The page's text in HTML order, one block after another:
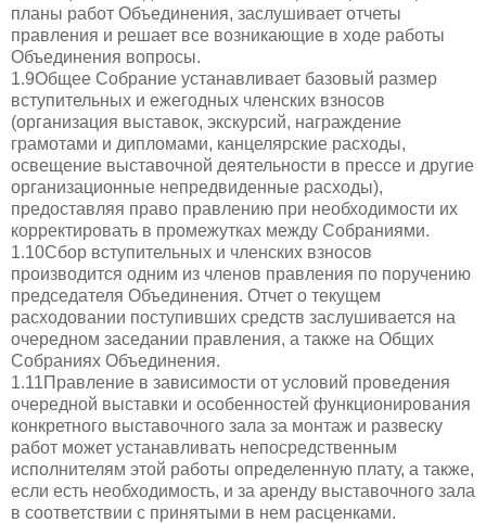
планы работ Объединения, заслушивает отчеты
правления и решает все возникающие в ходе работы
Объединения вопросы.
1.9Общее Собрание устанавливает базовый размер
вступительных и ежегодных членских взносов
(организация выставок, экскурсий, награждение
грамотами и дипломами, канцелярские расходы,
освещение выставочной деятельности в прессе и другие
организационные непредвиденные расходы),
предоставляя право правлению при необходимости их
корректировать в промежутках между Собраниями.
1.10Сбор вступительных и членских взносов
производится одним из членов правления по поручению
председателя Объединения. Отчет о текущем
расходовании поступивших средств заслушивается на
очередном заседании правления, а также на Общих
Собраниях Объединения.
1.11Правление в зависимости от условий проведения
очередной выставки и особенностей функционирования
конкретного выставочного зала за монтаж и развеску
работ может устанавливать непосредственным
исполнителям этой работы определенную плату, а также,
если есть необходимость, и за аренду выставочного зала
в соответствии с принятыми в нем расценками.